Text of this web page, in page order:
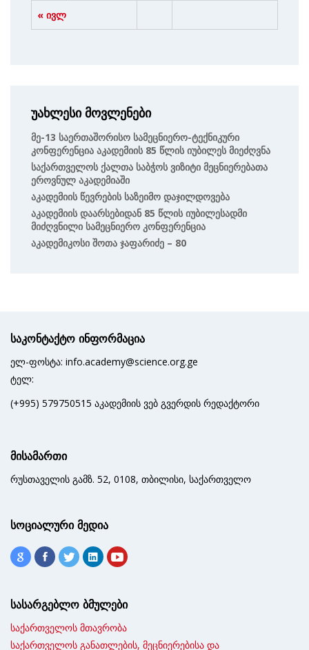
« ივლ
უახლესი მოვლენები
Მე-13 Საერთაშორისო Სამეცნიერო-Ტექნიკური
Კონფერენცია Აკადემიის 85 Წლის Იუბილეს Მიეძღვნა
Საქართველოს Ქალთა Საბჭოს Ვიზიტი Მეცნიერებათა
Ეროვნულ Აკადემიაში
Აკადემიის Წევრების Საზეიმო Დაჯილდოვება
Აკადემიის Დაარსებიდან 85 Წლის Იუბილესადმი
Მიძღვნილი Სამეცნიერო Კონფერენცია
Აკადემიკოსი Შოთა Ჯაფარიძე – 80
საკონტაქტო ინფორმაცია
ელ-ფოსტა: info.academy@science.org.ge
ტელ:
(+995) 579750515 აკადემიის ვებ გვერდის რედაქტორი
მისამართი
რუსთაველის გამზ. 52, 0108, თბილისი, საქართველო
სოციალური მედია
სასარგებლო ბმულები
საქართველოს მთავრობა
საქართველოს განათლების, მეცნიერებისა და